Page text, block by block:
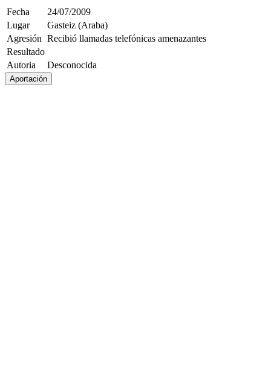
Fecha
24/07/2009
Lugar
Gasteiz (Araba)
Agresión Recibió llamadas telefónicas amenazantes
Resultado
Autoria
Desconocida